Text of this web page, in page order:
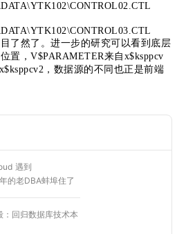
了然了。进一步的研究可以看到底层
置，V$PARAMETER来自x$ksppcv
，数据源的不同也正是前端
遇到
的老DBA蚌埠住了
回归数据库技术本